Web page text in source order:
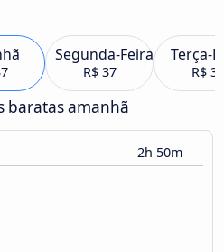
Segunda-Feira
R$ 37
Terça-
R$ 37
baratas amanhã
2h 50m